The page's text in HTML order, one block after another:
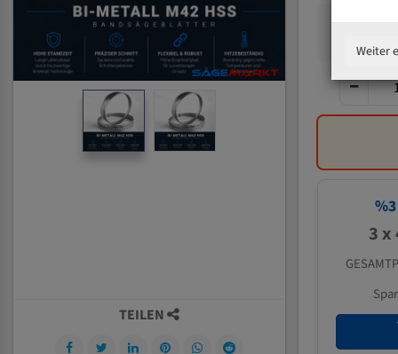
%3
3 x
TEILEN
Weiter